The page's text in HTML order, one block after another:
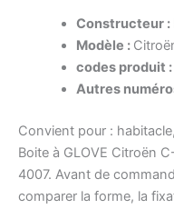
Constructeur :
Modèle :
codes produit :
Autres
Convient pour :
Boite à GLOVE Citroën
4007. Avant de
comparer la forme, la